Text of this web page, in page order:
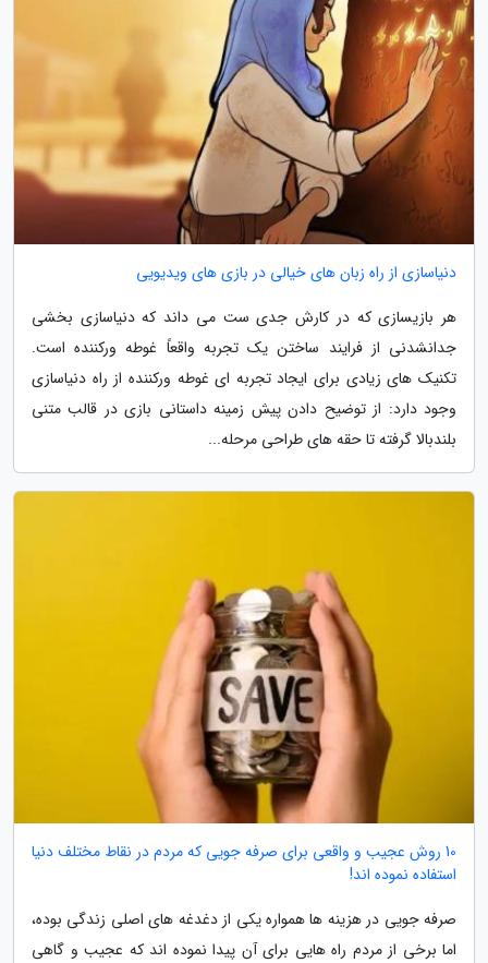
دنیاسازی از راه زبان های خیالی در بازی های ویدیویی
هر بازیسازی که در کارش جدی ست می داند که دنیاسازی بخشی
جدانشدنی از فرایند ساختن یک تجربه واقعاً غوطه ورکننده است.
تکنیک های زیادی برای ایجاد تجربه ای غوطه ورکننده از راه دنیاسازی
وجود دارد: از توضیح دادن پیش زمینه داستانی بازی در قالب متنی
بلندبالا گرفته تا حقه های طراحی مرحله...
10 روش عجیب و واقعی برای صرفه جویی که مردم در نقاط مختلف دنیا
استفاده نموده اند!
صرفه جویی در هزینه ها همواره یکی از دغدغه های اصلی زندگی بوده،
اما برخی از مردم راه هایی برای آن پیدا نموده اند که عجیب و گاهی